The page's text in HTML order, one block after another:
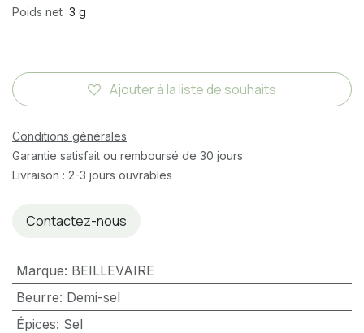
Poids net 3 g
Ajouter à la liste de souhaits
Conditions générales
Garantie satisfait ou remboursé de 30 jours
Livraison : 2-3 jours ouvrables
Contactez-nous
Marque: BEILLEVAIRE
Beurre: Demi-sel
Épices: Sel